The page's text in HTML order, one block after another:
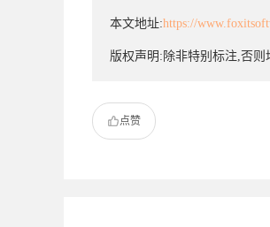
本文地址:https://
版权声明:除非特别标注,否则
点赞